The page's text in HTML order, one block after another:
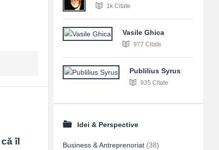
îl
1k Citate
Vasile Ghica
977 Citate
Publilius Syrus
935 Citate
Idei & Perspective
Business & Antreprenoriat (38)